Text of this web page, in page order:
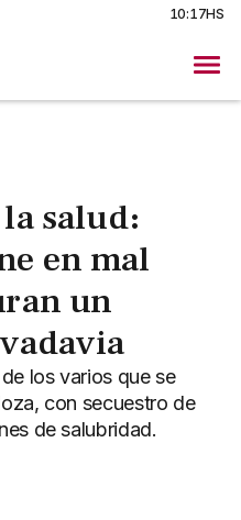
10:17HS
salud:
en mal
un
los varios que se
con secuestro de
de salubridad.